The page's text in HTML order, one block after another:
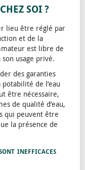
SOI ?
lieu être réglé par
et de la
est libre de
usage privé.
des garanties
de l’eau
être nécessaire,
de qualité d’eau,
qui peuvent être
la présence de
inefficaces